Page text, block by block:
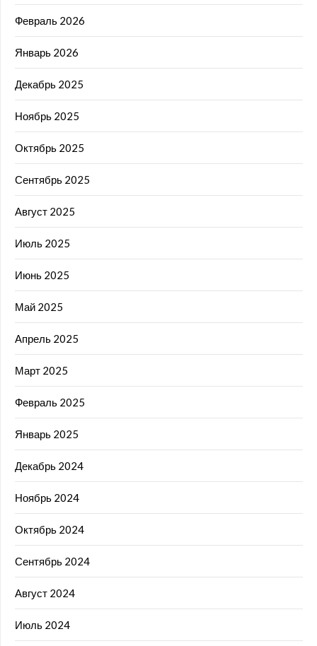
Февраль 2026
Январь 2026
Декабрь 2025
Ноябрь 2025
Октябрь 2025
Сентябрь 2025
Август 2025
Июль 2025
Июнь 2025
Май 2025
Апрель 2025
Март 2025
Февраль 2025
Январь 2025
Декабрь 2024
Ноябрь 2024
Октябрь 2024
Сентябрь 2024
Август 2024
Июль 2024